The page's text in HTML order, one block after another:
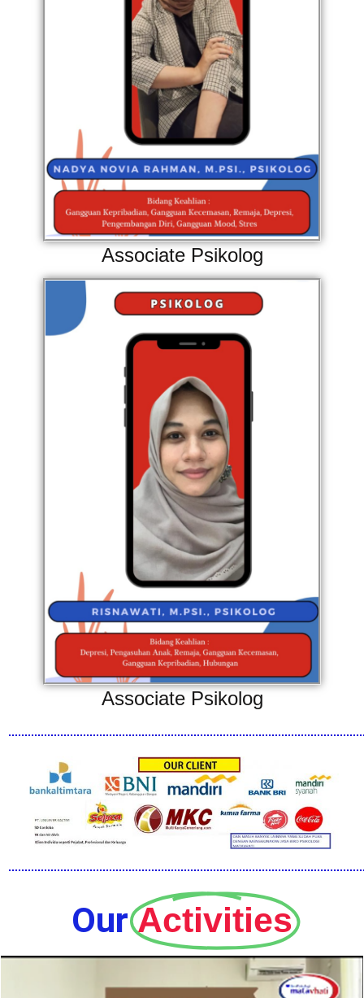
Associate Psikolog
Associate Psikolog
Our Activities